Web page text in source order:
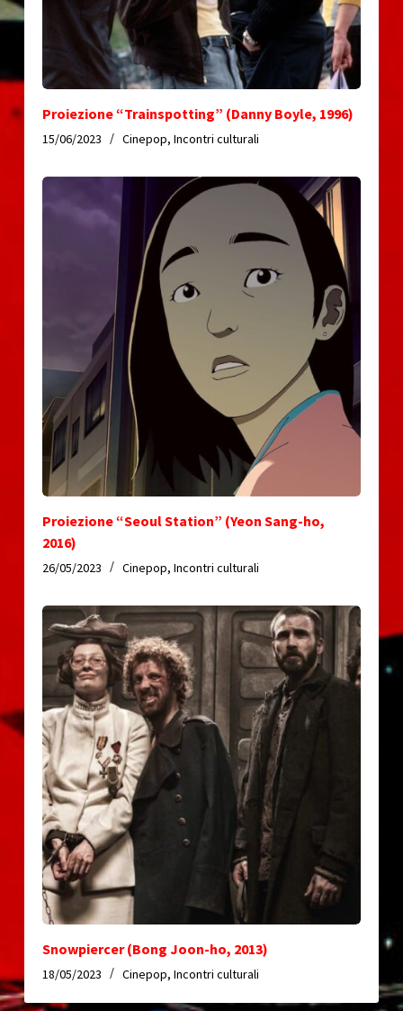
Proiezione “Trainspotting” (Danny Boyle, 1996)
15/06/2023 Cinepop, Incontri culturali
Proiezione “Seoul Station” (Yeon Sang-ho,
2016)
26/05/2023 Cinepop, Incontri culturali
Snowpiercer (Bong Joon-ho, 2013)
18/05/2023 Cinepop, Incontri culturali